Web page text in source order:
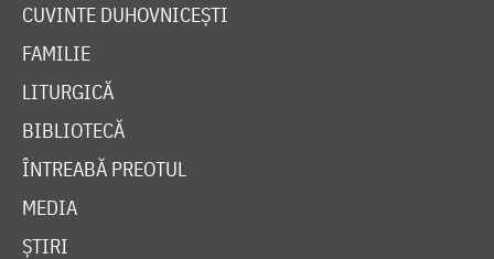
CUVINTE DUHOVNICEȘTI
FAMILIE
LITURGICĂ
BIBLIOTECĂ
ÎNTREABĂ PREOTUL
MEDIA
ȘTIRI